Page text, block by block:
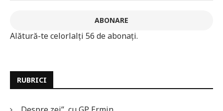
ABONARE
Alătură-te celorlalți 56 de abonați.
RUBRICI